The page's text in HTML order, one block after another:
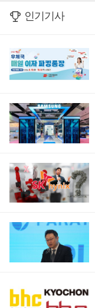
인기기사